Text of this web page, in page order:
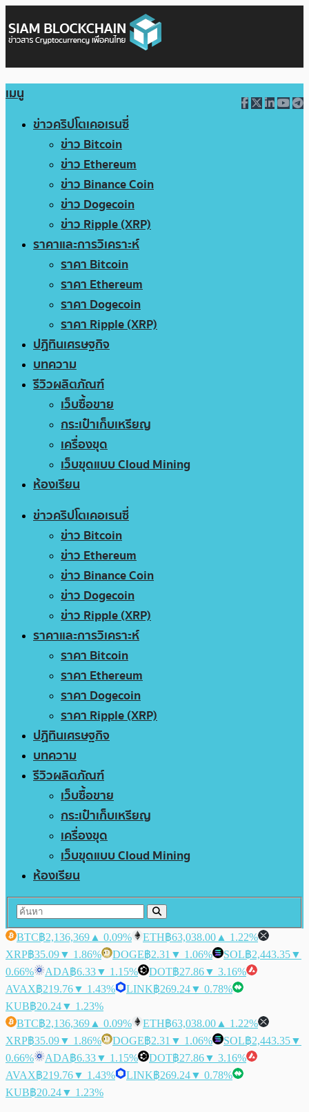
เมนู
ข่าวคริปโตเคอเรนซี่
ข่าว Bitcoin
ข่าว Ethereum
ข่าว Binance Coin
ข่าว Dogecoin
ข่าว Ripple (XRP)
ราคาและการวิเคราะห์
ราคา Bitcoin
ราคา Ethereum
ราคา Dogecoin
ราคา Ripple (XRP)
ปฏิทินเศรษฐกิจ
บทความ
รีวิวผลิตภัณฑ์
เว็บซื้อขาย
กระเป๋าเก็บเหรียญ
เครื่องขุด
เว็บขุดแบบ Cloud Mining
ห้องเรียน
ข่าวคริปโตเคอเรนซี่
ข่าว Bitcoin
ข่าว Ethereum
ข่าว Binance Coin
ข่าว Dogecoin
ข่าว Ripple (XRP)
ราคาและการวิเคราะห์
ราคา Bitcoin
ราคา Ethereum
ราคา Dogecoin
ราคา Ripple (XRP)
ปฏิทินเศรษฐกิจ
บทความ
รีวิวผลิตภัณฑ์
เว็บซื้อขาย
กระเป๋าเก็บเหรียญ
เครื่องขุด
เว็บขุดแบบ Cloud Mining
ห้องเรียน
BTC฿2,136,369 ▲ 0.09% ETH฿63,038.00 ▲ 1.22%
XRP฿35.09▼ 1.86% DOGE฿2.31 ▼ 1.06% SOL฿2,443.35▼
0.66%
ADA฿6.33▼ 1.15% DOT฿27.86▼ 3.16%
AVAX฿219.76▼ 1.43% LINK฿269.24▼ 0.78%
KUB฿20.24▼ 1.23%
BTC฿2,136,369 ▲ 0.09% ETH฿63,038.00 ▲ 1.22%
XRP฿35.09▼ 1.86% DOGE฿2.31 ▼ 1.06% SOL฿2,443.35▼
0.66%
ADA฿6.33▼ 1.15% DOT฿27.86▼ 3.16%
AVAX฿219.76▼ 1.43% LINK฿269.24▼ 0.78%
KUB฿20.24▼ 1.23%